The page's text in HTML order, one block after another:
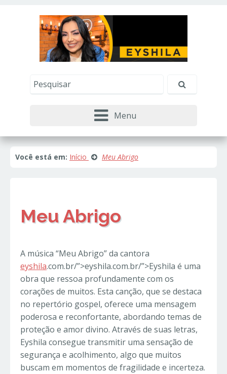
Menu
Você está em: Início Meu Abrigo
Meu Abrigo
A música “Meu Abrigo” da cantora
eyshila.com.br/”>eyshila.com.br/”>Eyshila é uma
obra que ressoa profundamente com os
corações de muitos. Esta canção, que se destaca
no repertório gospel, oferece uma mensagem
poderosa e reconfortante, abordando temas de
proteção e amor divino. Através de suas letras,
Eyshila consegue transmitir uma sensação de
segurança e acolhimento, algo que muitos
buscam em momentos de fragilidade e incerteza.
para lembrar e entender como você usa nosso
site, analisar seu uso de nossos produtos e
serviços, ajudar com nossos esforços de
marketing e fornecer conteúdo de terceiros. Leia
Política de Cookies e Privacidade.